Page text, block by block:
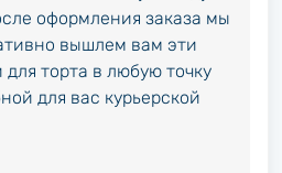
оформления заказа мы
вышлем вам эти
торта в любую точку
для вас курьерской